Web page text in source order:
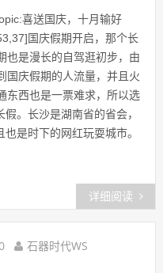
喜送国庆，十月输好
国庆假期开启，那个长
也是漫长的自驾逛初步，由
国庆假期的人流量，并且火
东西也是一票难求，所以选
。长沙是湖南省的省会，
是时下的网红玩耍城市。
详细阅读
石器时代WS